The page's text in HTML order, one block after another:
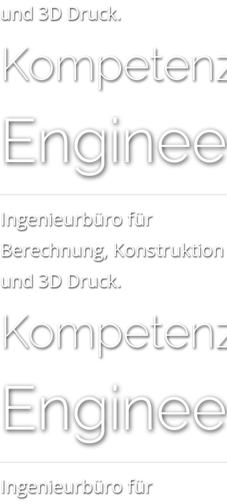
und 3D Druck.
Ingenieurbüro für
Berechnung, Konstruktion
und 3D Druck.
Ingenieurbüro für